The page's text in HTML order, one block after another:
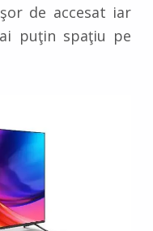
de accesat iar
puţin spaţiu pe